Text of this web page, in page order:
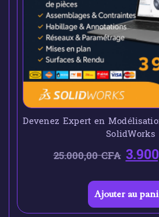
Devenez Expert en
SolidWorks
25.000,00CFA
Ajouter au